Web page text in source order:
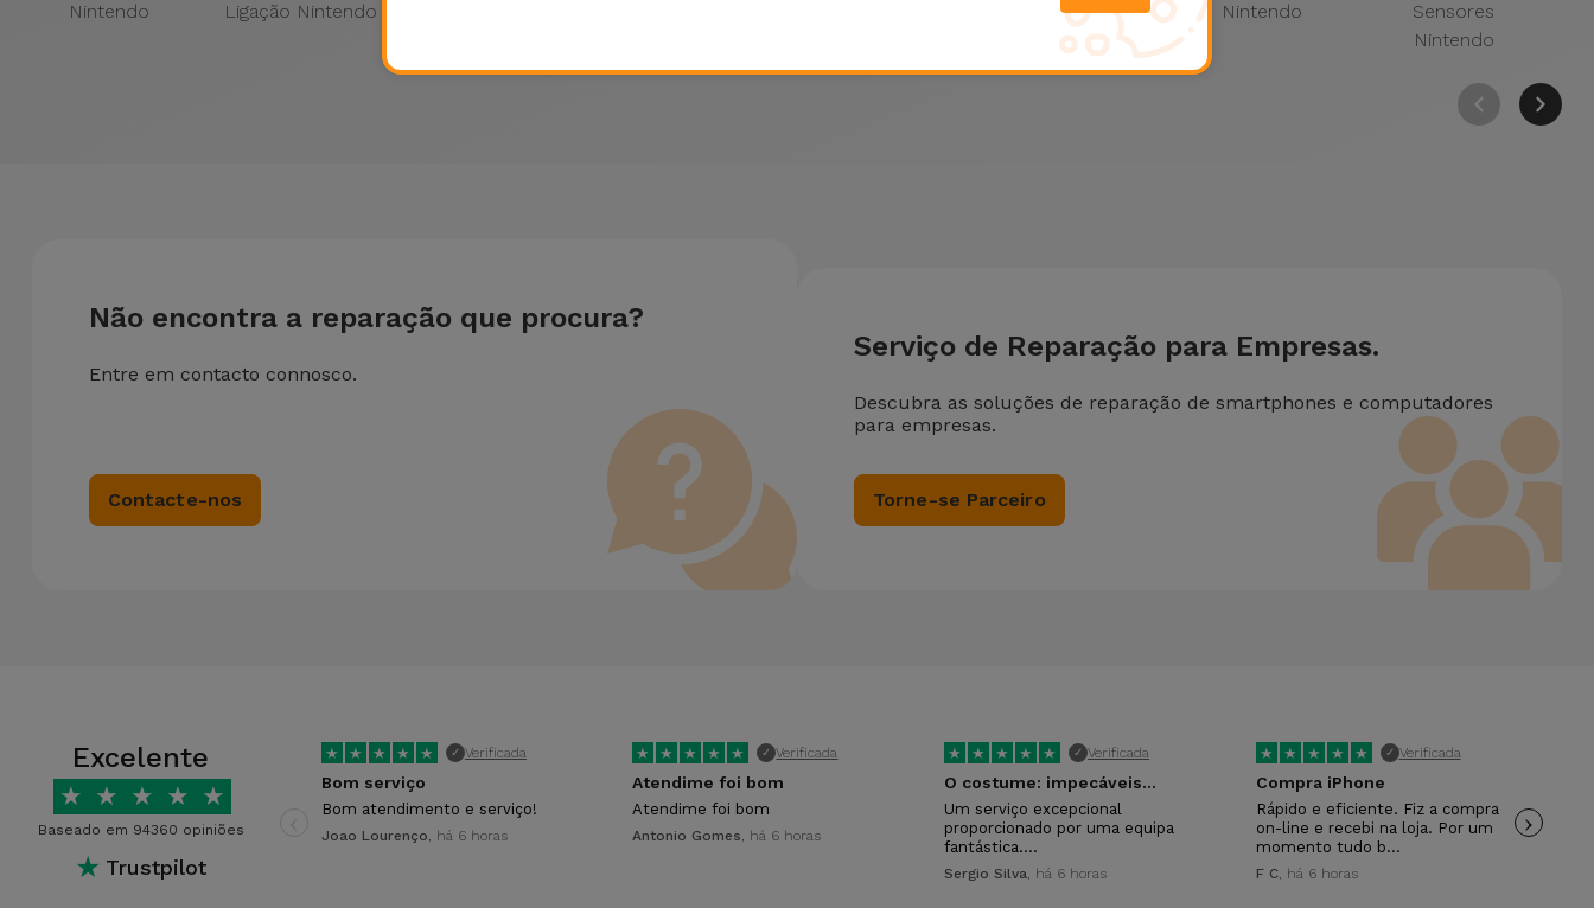
Nintendo
Ligação Nintendo
Nintendo
Nintendo
Sensores
Nintendo
Não encontra a reparação que procura?
Entre em contacto connosco.
Contacte-nos
Serviço de Reparação para Empresas.
Descubra as soluções de reparação de smartphones e computadores
para empresas.
Torne-se Parceiro
Excelente
★ ★ ★ ★ ★
Baseado em 94360 opiniões
★ Trustpilot
★ ★ ★ ★ ★ ✓ Verificada
Bom serviço
Bom atendimento e serviço!
Joao Lourenço, há 6 horas
★ ★ ★ ★ ★ ✓ Verificada
Atendime foi bom
Atendime foi bom
Antonio Gomes, há 6 horas
★ ★ ★ ★ ★ ✓ Verificada
O costume: impecáveis...
Um serviço excepcional
proporcionado por uma equipa
fantástica.…
Sergio Silva, há 6 horas
★ ★ ★ ★ ★ ✓ Verificada
Compra iPhone
Rápido e eficiente. Fiz a compra
on-line e recebi na loja. Por um
momento tudo b…
F C, há 6 horas
›